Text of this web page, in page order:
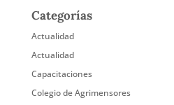
Categorías
Actualidad
Actualidad
Capacitaciones
Colegio de Agrimensores